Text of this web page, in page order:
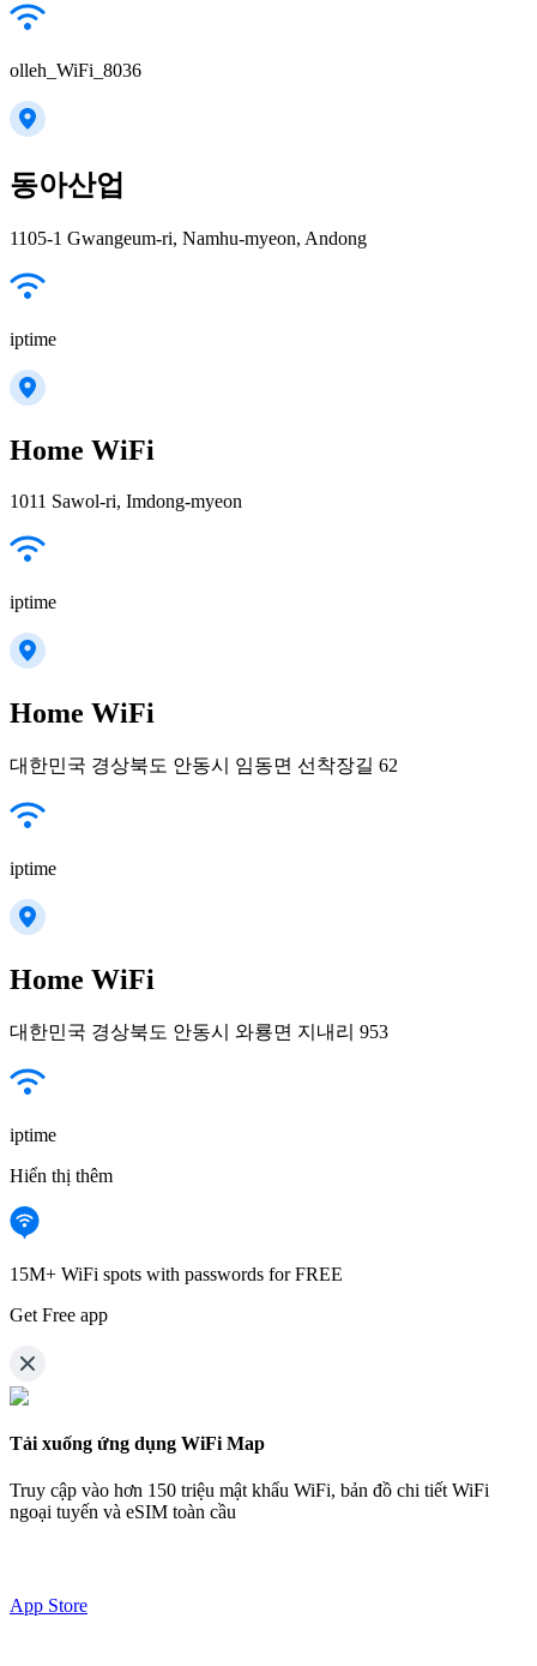
olleh_WiFi_8036
동아산업
1105-1 Gwangeum-ri, Namhu-myeon, Andong
iptime
Home WiFi
1011 Sawol-ri, Imdong-myeon
iptime
Home WiFi
대한민국 경상북도 안동시 임동면 선착장길 62
iptime
Home WiFi
대한민국 경상북도 안동시 와룡면 지내리 953
iptime
Hiển thị thêm
15M+ WiFi spots with passwords for FREE
Get Free app
Tải xuống ứng dụng WiFi Map
Truy cập vào hơn 150 triệu mật khẩu WiFi, bản đồ chi tiết WiFi
ngoại tuyến và eSIM toàn cầu
App Store